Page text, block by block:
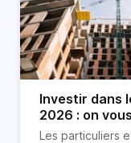
Investir dans
2026 : on
tout !
Les particuliers